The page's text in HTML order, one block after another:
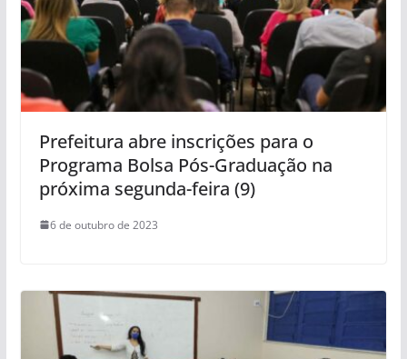
Prefeitura abre inscrições para o
Programa Bolsa Pós-Graduação na
próxima segunda-feira (9)
6 de outubro de 2023